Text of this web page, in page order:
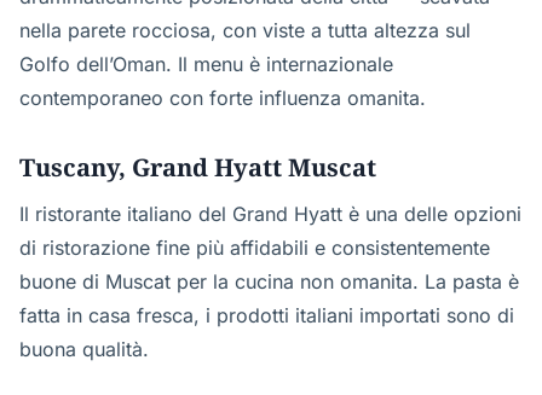
nella parete rocciosa, con viste a tutta altezza sul
Golfo dell’Oman. Il menu è internazionale
contemporaneo con forte influenza omanita.
Tuscany, Grand Hyatt Muscat
Il ristorante italiano del Grand Hyatt è una delle opzioni
di ristorazione fine più affidabili e consistentemente
buone di Muscat per la cucina non omanita. La pasta è
fatta in casa fresca, i prodotti italiani importati sono di
buona qualità.